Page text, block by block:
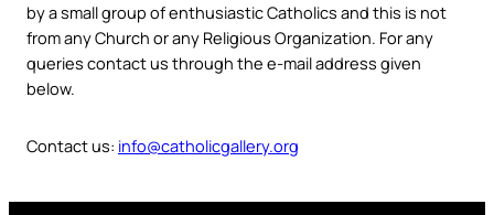
by a small group of enthusiastic Catholics and this is not
from any Church or any Religious Organization. For any
queries contact us through the e-mail address given
below.
Contact us: info@catholicgallery.org